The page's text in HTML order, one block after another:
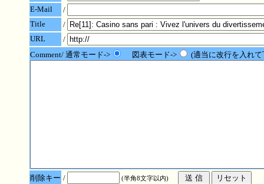
E-Mail
/
Title
/
URL
/
Comment/ 通常モード->
図表モード-> (適当に改行を入れて
削除キー / (半角8文字以内)